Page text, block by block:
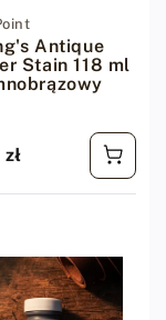
Antique
Stain 118 ml